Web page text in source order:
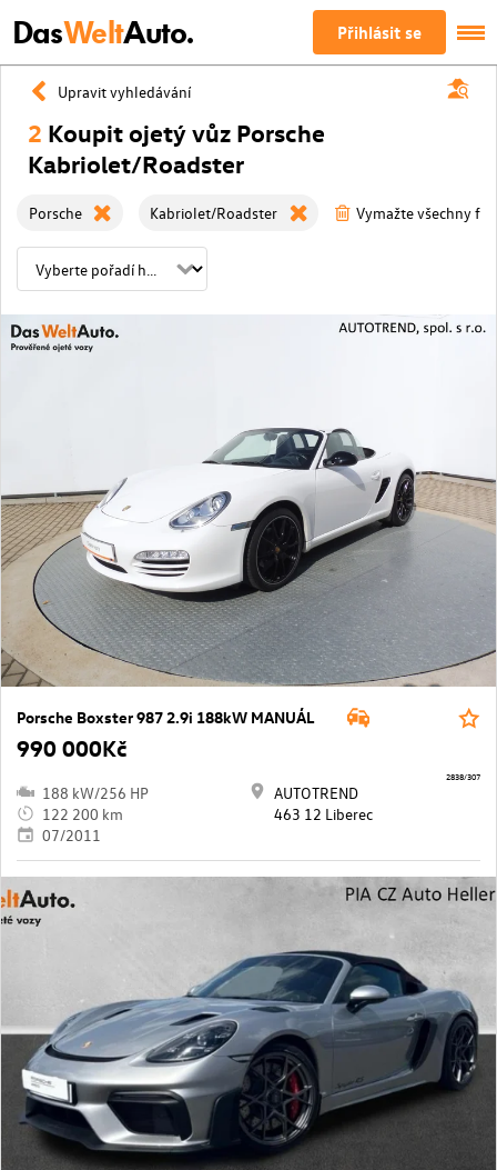
DasWeltAuto. Přihlásit se
Upravit vyhledávání
2 Koupit ojetý vůz Porsche
Kabriolet/Roadster
Porsche Kabriolet/Roadster Vymažte všechny
Porsche Boxster 987 2.9i 188kW MANUÁL
990 000Kč
188 kW/256 HP
122 200 km
07/2011
AUTOTREND
463 12 Liberec
2838/307